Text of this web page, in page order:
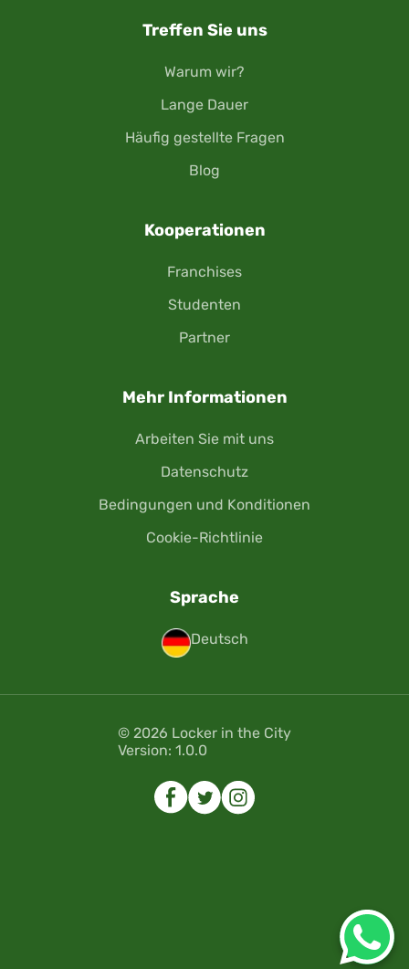
Treffen Sie uns
Warum wir?
Lange Dauer
Häufig gestellte Fragen
Blog
Kooperationen
Franchises
Studenten
Partner
Mehr Informationen
Arbeiten Sie mit uns
Datenschutz
Bedingungen und Konditionen
Cookie-Richtlinie
Sprache
Deutsch
© 2026 Locker in the City
Version: 1.0.0